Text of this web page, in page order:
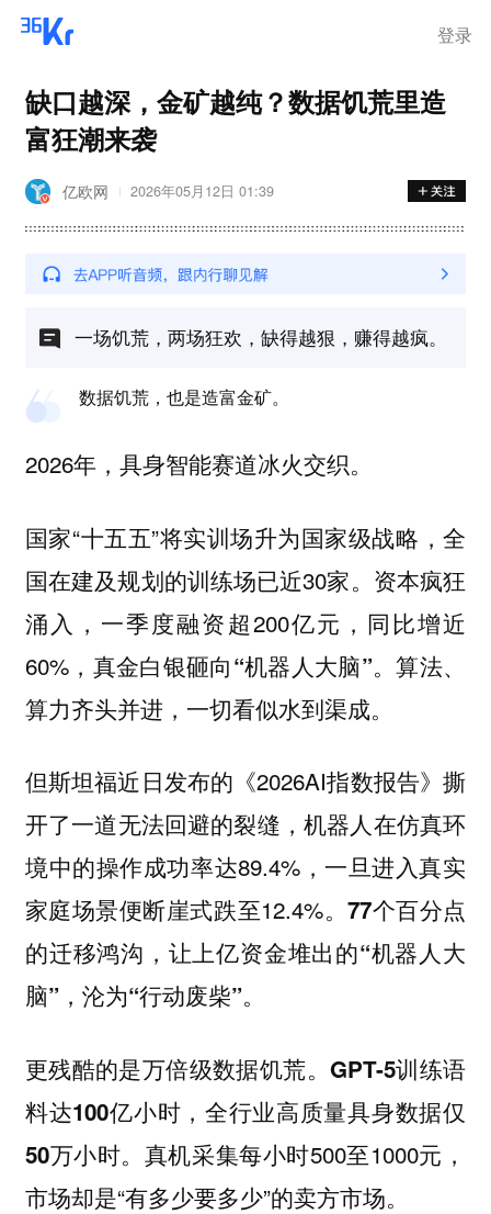
登录
缺口越深，金矿越纯？数据饥荒里造
富狂潮来袭
亿欧网 2026年05月12日 01:39
一场饥荒，两场狂欢，缺得越狠，赚得越疯。
数据饥荒，也是造富金矿。
2026年，具身智能赛道冰火交织。
国家“十五五”将实训场升为国家级战略，全
国在建及规划的训练场已近30家。资本疯狂
涌入，一季度融资超200亿元，同比增近
60%， 真金白银砸向“机器人大脑”。算法、
算力齐头并进，一切看似水到渠成。
但斯坦福近日发布的《2026AI指数报告》撕
开了一道无法回避的裂缝，机器人在仿真环
境中的操作成功率达89.4%，一旦进入真实
家庭场景便断崖式跌至12.4%。77个百分点
的迁移鸿沟，让上亿资金堆出的“机器人大
脑”，沦为“行动废柴”。
更残酷的是万倍级数据饥荒。 GPT-5训练语
料达100亿小时，全行业高质量具身数据仅
50万小时。 真机采集每小时500至1000元，
市场却是“有多少要多少”的卖方市场。